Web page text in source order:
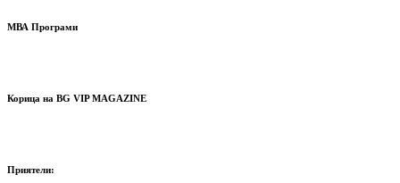
МВА Програми
Корица на BG VIP MAGAZINE
Приятели: